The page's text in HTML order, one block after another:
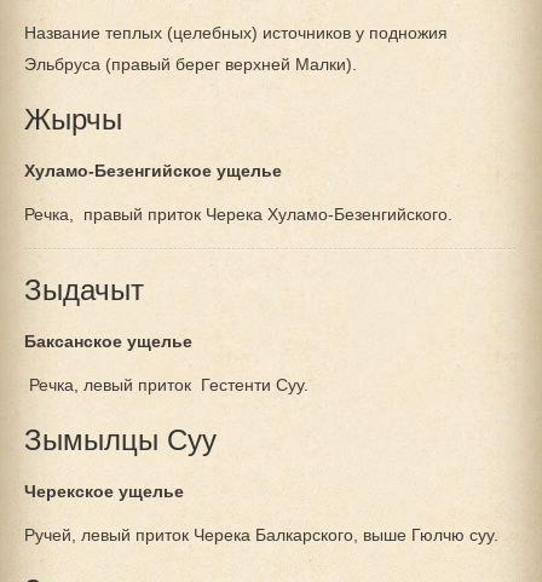
Название теплых (целебных) источников у подножия
Эльбруса (правый берег верхней Малки).
Жырчы
Хуламо-Безенгийское ущелье
Речка, правый приток Черека Хуламо-Безенгийского.
Зыдачыт
Баксанское ущелье
Речка, левый приток Гестенти Суу.
Зымылцы Суу
Черекское ущелье
Ручей, левый приток Черека Балкарского, выше Гюлчю суу.